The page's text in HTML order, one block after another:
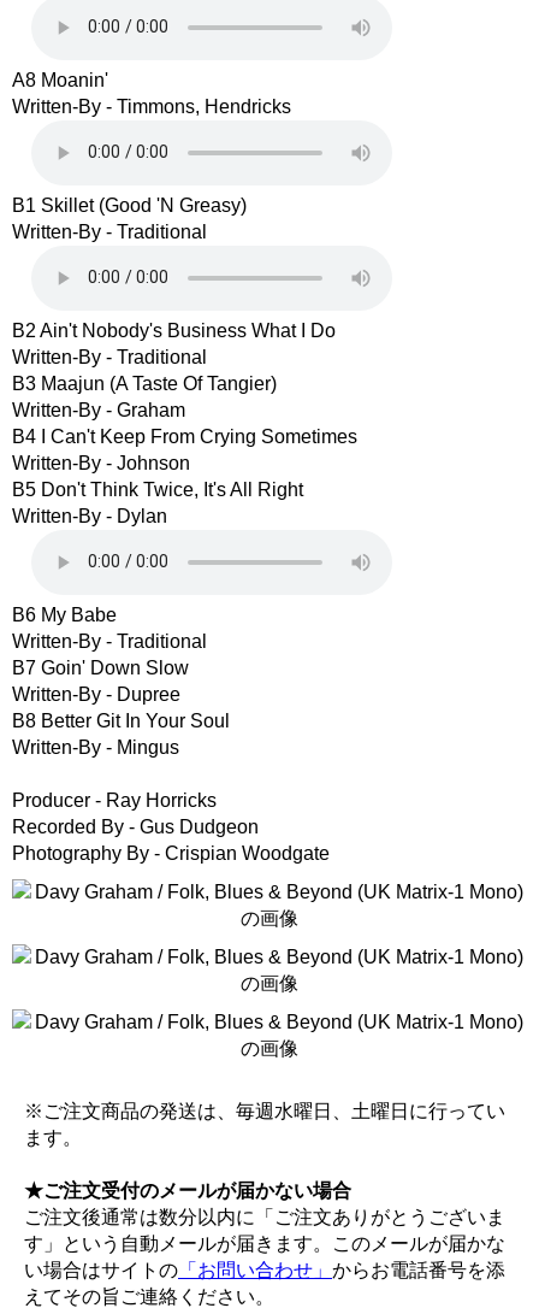
A8 Moanin'
Written-By - Timmons, Hendricks
B1 Skillet (Good 'N Greasy)
Written-By - Traditional
B2 Ain't Nobody's Business What I Do
Written-By - Traditional
B3 Maajun (A Taste Of Tangier)
Written-By - Graham
B4 I Can't Keep From Crying Sometimes
Written-By - Johnson
B5 Don't Think Twice, It's All Right
Written-By - Dylan
B6 My Babe
Written-By - Traditional
B7 Goin' Down Slow
Written-By - Dupree
B8 Better Git In Your Soul
Written-By - Mingus
Producer - Ray Horricks
Recorded By - Gus Dudgeon
Photography By - Crispian Woodgate
※ご注文商品の発送は、毎週水曜日、土曜日に行ってい
ます。
★ご注文受付のメールが届かない場合
ご注文後通常は数分以内に「ご注文ありがとうございま
す」という自動メールが届きます。このメールが届かな
い場合はサイトの 「お問い合わせ」 からお電話番号を添
えてその旨ご連絡ください。